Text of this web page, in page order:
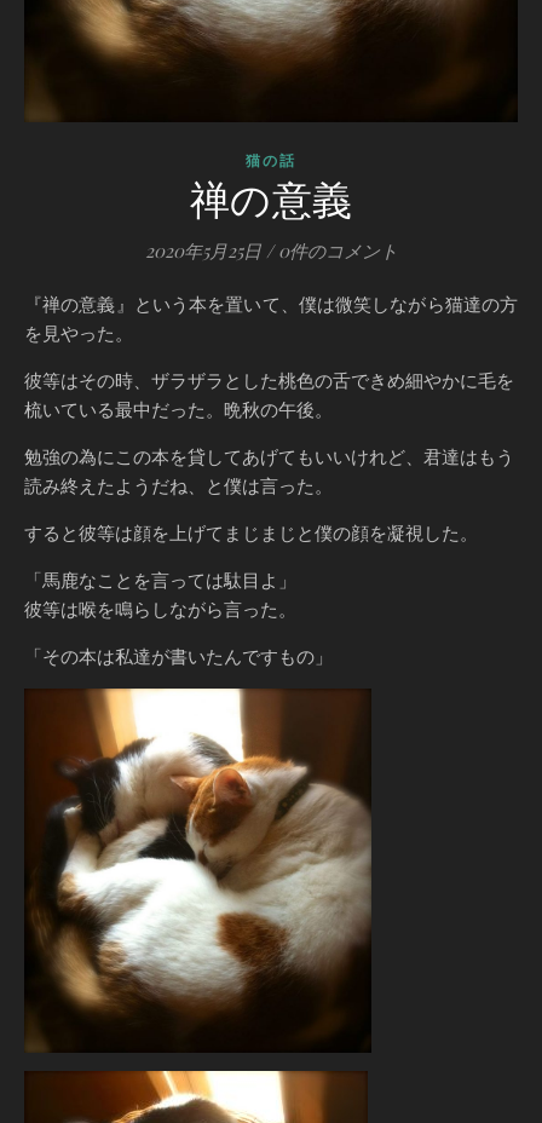
猫の話
禅の意義
2020年5月25日 / 0件のコメント
『禅の意義』という本を置いて、僕は微笑しながら猫達の方
を見やった。
彼等はその時、ザラザラとした桃色の舌できめ細やかに毛を
梳いている最中だった。晩秋の午後。
勉強の為にこの本を貸してあげてもいいけれど、君達はもう
読み終えたようだね、と僕は言った。
すると彼等は顔を上げてまじまじと僕の顔を凝視した。
「馬鹿なことを言っては駄目よ」
彼等は喉を鳴らしながら言った。
「その本は私達が書いたんですもの」